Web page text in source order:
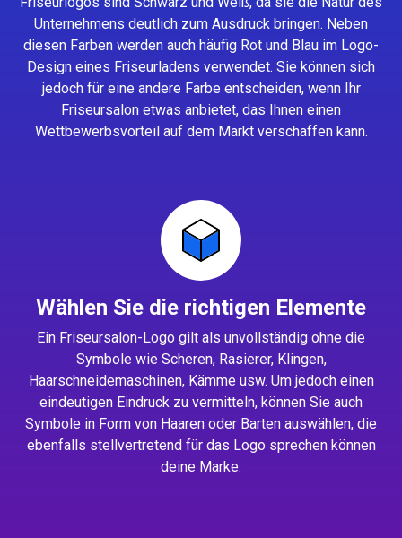
Unternehmens deutlich zum Ausdruck bringen. Neben
diesen Farben werden auch häufig Rot und Blau im Logo-
Design eines Friseurladens verwendet. Sie können sich
jedoch für eine andere Farbe entscheiden, wenn Ihr
Friseursalon etwas anbietet, das Ihnen einen
Wettbewerbsvorteil auf dem Markt verschaffen kann.
Wählen Sie die richtigen Elemente
Ein Friseursalon-Logo gilt als unvollständig ohne die
Symbole wie Scheren, Rasierer, Klingen,
Haarschneidemaschinen, Kämme usw. Um jedoch einen
eindeutigen Eindruck zu vermitteln, können Sie auch
Symbole in Form von Haaren oder Barten auswählen, die
ebenfalls stellvertretend für das Logo sprechen können
deine Marke.